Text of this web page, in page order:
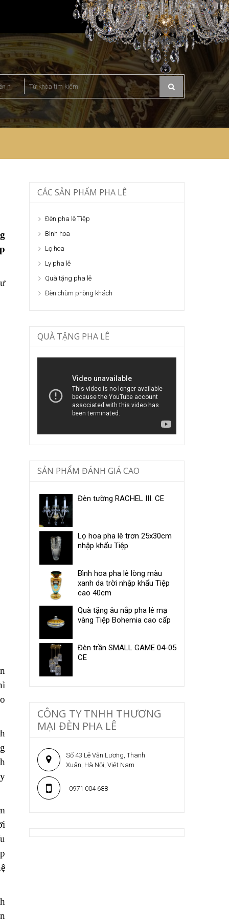
CÁC SẢN PHẨM PHA LÊ
Đèn pha lê Tiệp
Bình hoa
Lọ hoa
Ly pha lê
Quà tặng pha lê
Đèn chùm phòng khách
QUÀ TẶNG PHA LÊ
SẢN PHẨM ĐÁNH GIÁ CAO
Đèn tường RACHEL III. CE
Lọ hoa pha lê trơn 25x30cm
nhập khẩu Tiệp
Bình hoa pha lê lòng màu
xanh da trời nhập khẩu Tiệp
cao 40cm
Quà tặng âu nắp pha lê mạ
vàng Tiệp Bohemia cao cấp
Đèn trần SMALL GAME 04-05
CE
CÔNG TY TNHH THƯƠNG
MẠI ĐÈN PHA LÊ
Số 43 Lê Văn Lương, Thanh
Xuân, Hà Nội, Việt Nam
0971 004 688